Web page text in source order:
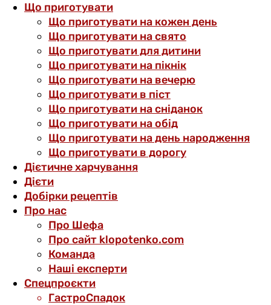
Що приготувати
Що приготувати на кожен день
Що приготувати на свято
Що приготувати для дитини
Що приготувати на пікнік
Що приготувати на вечерю
Що приготувати в піст
Що приготувати на сніданок
Що приготувати на обід
Що приготувати на день народження
Що приготувати в дорогу
Дієтичне харчування
Дієти
Добірки рецептів
Про нас
Про Шефа
Про сайт klopotenko.com
Команда
Наші експерти
Спецпроєкти
ГастроСпадок